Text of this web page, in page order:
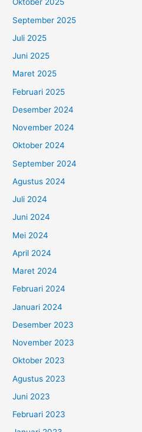
Oktober 2025
September 2025
Juli 2025
Juni 2025
Maret 2025
Februari 2025
Desember 2024
November 2024
Oktober 2024
September 2024
Agustus 2024
Juli 2024
Juni 2024
Mei 2024
April 2024
Maret 2024
Februari 2024
Januari 2024
Desember 2023
November 2023
Oktober 2023
Agustus 2023
Juni 2023
Februari 2023